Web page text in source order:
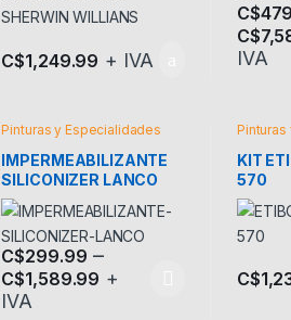
C$1,249.99 + IVA
C$
C$
IVA
Este
Pinturas y Especialidades
IMPERMEABILIZANTE
SILICONIZER LANCO
C$299.99 –
C$1,589.99 +
IVA
Este producto tiene múltiples variantes.
KIT
570
C$